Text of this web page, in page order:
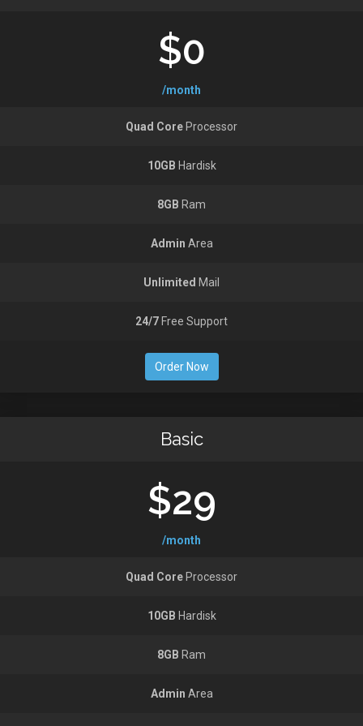
$0
/month
Quad Core Processor
10GB Hardisk
8GB Ram
Admin Area
Unlimited Mail
24/7 Free Support
Order Now
Basic
$29
/month
Quad Core Processor
10GB Hardisk
8GB Ram
Admin Area